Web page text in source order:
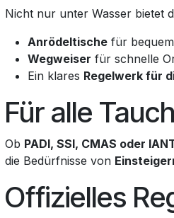
Nicht nur unter Wasser bietet
Anrödeltische für
Wegweiser für schnelle
Ein klares Regelwerk für
Für alle
Ob PADI, SSI, CMAS oder
die Bedürfnisse von
Offizielles